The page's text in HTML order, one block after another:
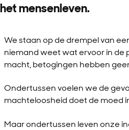
mensenleven.
We staan op de drempel van
niemand weet wat ervoor in de
macht, betogingen hebben
Ondertussen voelen we de
machteloosheid doet de moed
Maar ondertussen leven onze